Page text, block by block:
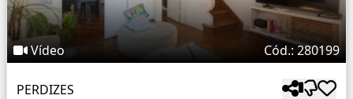
Vídeo Cód.: 280199
PERDIZES